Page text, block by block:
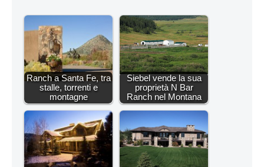
Ranch a Santa Fe, tra
stalle, torrenti e
montagne
Siebel vende la sua
proprietà N Bar
Ranch nel Montana